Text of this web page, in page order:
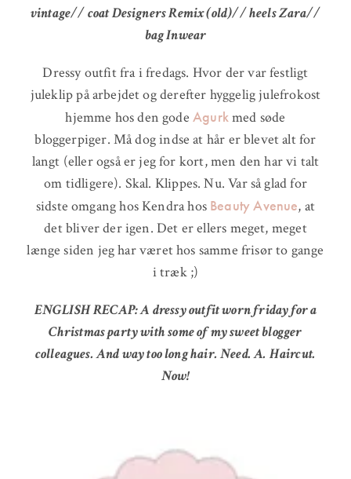
vintage// coat Designers Remix (old)// heels Zara//
bag Inwear
Dressy outfit fra i fredags. Hvor der var festligt
juleklip på arbejdet og derefter hyggelig julefrokost
hjemme hos den godeAgurkmed søde
bloggerpiger. Må dog indse at hår er blevet alt for
langt (eller også er jeg for kort, men den har vi talt
om tidligere). Skal. Klippes. Nu. Var så glad for
sidste omgang hos Kendra hos Beauty Avenue, at
det bliver der igen. Det er ellers meget, meget
længe siden jeg har været hos samme frisør to gange
i træk ;)
ENGLISH RECAP: A dressy outfit worn friday for a
Christmas party with some of my sweet blogger
colleagues. And way too long hair. Need. A. Haircut.
Now!